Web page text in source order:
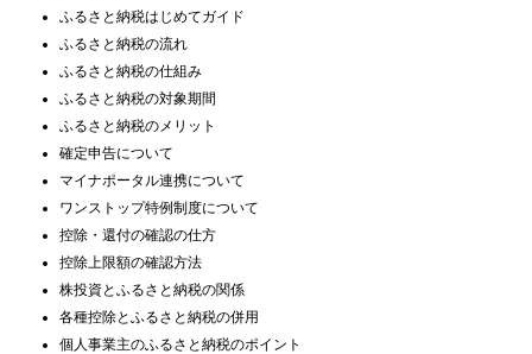
ふるさと納税はじめてガイド
ふるさと納税の流れ
ふるさと納税の仕組み
ふるさと納税の対象期間
ふるさと納税のメリット
確定申告について
マイナポータル連携について
ワンストップ特例制度について
控除・還付の確認の仕方
控除上限額の確認方法
株投資とふるさと納税の関係
各種控除とふるさと納税の併用
個人事業主のふるさと納税のポイント